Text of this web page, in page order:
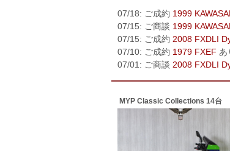
07/18: ご成約 1999
07/15: ご商談 1999
07/15: ご成約 2008 FXDLI
07/10: ご成約 1979 FXEF あ
07/01: ご商談 2008 FXDLI
MYP Classic Collections 14台